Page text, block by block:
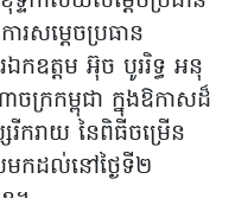
រសម្តេចប្រធាន
កឧត្តម អ៊ុច បូររិទ្ធ អនុ
ចក្រកម្ពុជា ក្នុងឱកាសដ៏
រីករាយ នៃពិធីចម្រើន
កដល់នៅថ្ងៃទី២